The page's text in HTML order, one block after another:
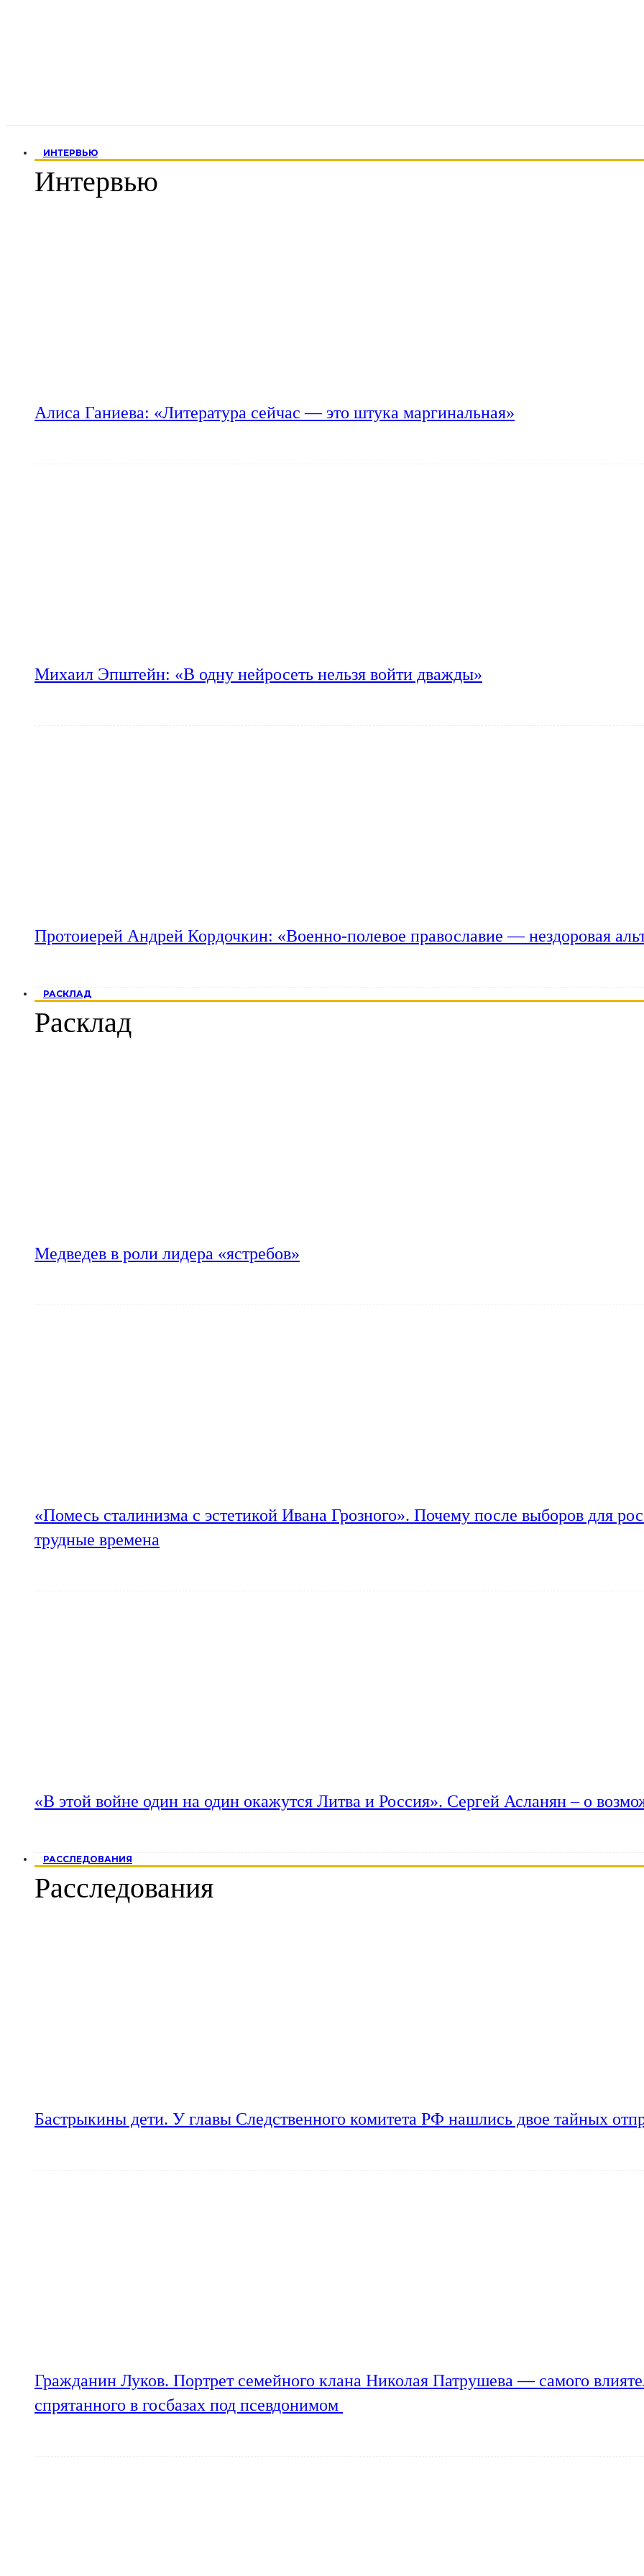
ИНТЕРВЬЮ
Интервью
Алиса Ганиева: «Литература сейчас — это штука маргинальная»
Михаил Эпштейн: «В одну нейросеть нельзя войти дважды»
Протоиерей Андрей Кордочкин: «Военно-полевое православие — нездоровая
РАСКЛАД
Расклад
Медведев в роли лидера «ястребов»
«Помесь сталинизма с эстетикой Ивана Грозного». Почему после выборов для
трудные времена
«В этой войне один на один окажутся Литва и Россия». Сергей Асланян – о
РАССЛЕДОВАНИЯ
Расследования
Бастрыкины дети. У главы Следственного комитета РФ нашлись двое тайных
Гражданин Луков. Портрет семейного клана Николая Патрушева — самого
спрятанного в госбазах под псевдонимом